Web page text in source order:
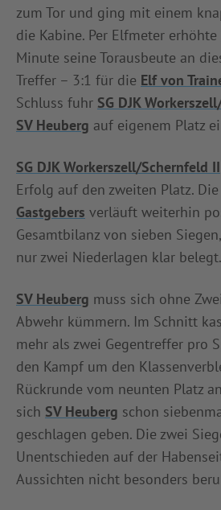
zum Tor und ging mit einem
die Kabine. Per Elfmeter erhöhte
Minute seine Torausbeute an
Treffer – 3:1 für die Elf von
Schluss fuhr SG DJK
SV Heuberg auf eigenem Platz
SG DJK Workerszell/Schernfeld II
Erfolg auf den zweiten Platz.
Gastgebers verläuft weiterhin
Gesamtbilanz von sieben
nur zwei Niederlagen klar belegt.
SV Heuberg muss sich ohne
Abwehr kümmern. Im Schnitt
mehr als zwei Gegentreffer pro
den Kampf um den
Rückrunde vom neunten Platz
sich SV Heuberg schon
geschlagen geben. Die zwei
Unentschieden auf der
Aussichten nicht besonders